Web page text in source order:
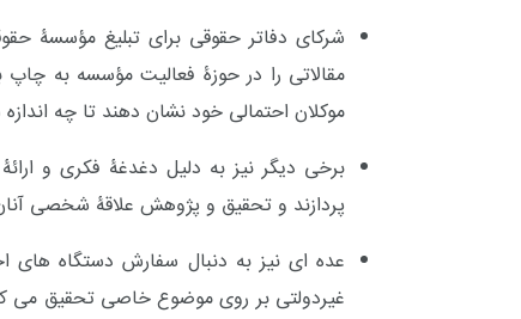
شرکای دفاتر حقوقی برای تبلیغ مؤسسۀ
مقالاتی را در حوزۀ فعالیت مؤسسه به
موکلان احتمالی خود نشان دهند تا چه
برخی دیگر نیز به دلیل دغدغۀ فکری و
پردازند و تحقیق و پژوهش علاقۀ شخصی
عده ای نیز به دنبال سفارش دستگاه های
غیردولتی بر روی موضوع خاصی تحقیق می
2+
معرفی کتاب های حقوقی
2+
گفت و گو